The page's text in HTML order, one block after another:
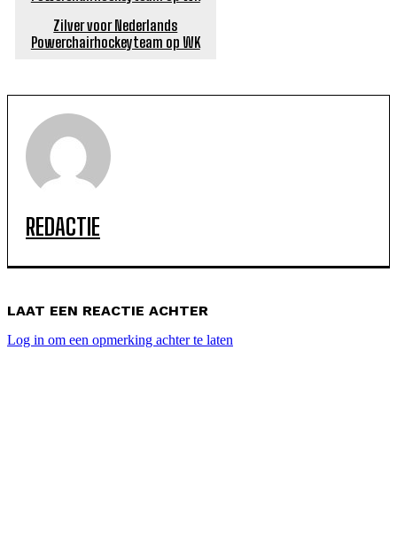
Zilver voor Nederlands
Powerchairhockeyteam op WK
REDACTIE
LAAT EEN REACTIE ACHTER
Log in om een opmerking achter te laten